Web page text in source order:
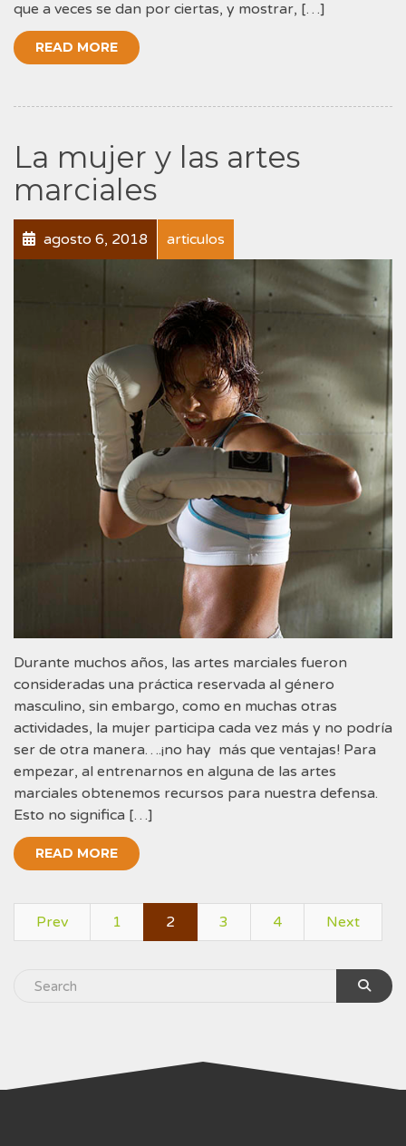
que a veces se dan por ciertas, y mostrar, […]
READ MORE
La mujer y las artes
marciales
agosto 6, 2018 articulos
Durante muchos años, las artes marciales fueron
consideradas una práctica reservada al género
masculino, sin embargo, como en muchas otras
actividades, la mujer participa cada vez más y no podría
ser de otra manera….¡no hay más que ventajas! Para
empezar, al entrenarnos en alguna de las artes
marciales obtenemos recursos para nuestra defensa.
Esto no significa […]
READ MORE
Prev 1 2 3 4 Next